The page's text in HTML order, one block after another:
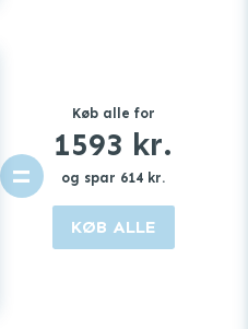
helst.
=
Køb alle for
1593 kr.
og spar 614 kr.
KØB ALLE